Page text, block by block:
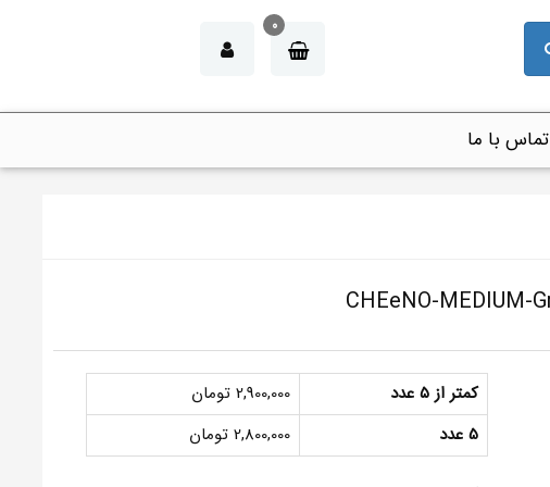
0
تماس با ما
کمتر از ۵ عدد
2,900,000 تومان
5 عدد
2,800,000 تومان